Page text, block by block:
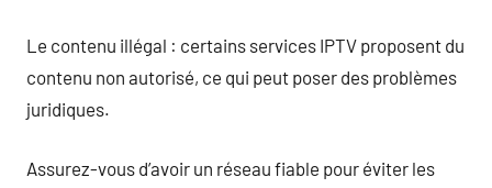
Le contenu illégal : certains services IPTV proposent du
contenu non autorisé, ce qui peut poser des problèmes
juridiques.
Assurez-vous d’avoir un réseau fiable pour éviter les